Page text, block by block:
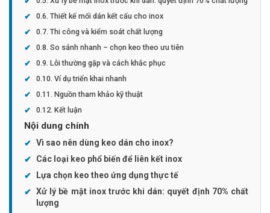
Thiết kế mối dán kết cấu cho inox
Thi công và kiểm soát chất lượng
So sánh nhanh – chọn keo theo ưu tiên
Lỗi thường gặp và cách khắc phục
Ví dụ triển khai nhanh
Nguồn tham khảo kỹ thuật
Kết luận
Nội dung chính
Vì sao nên dùng keo dán cho inox?
Các loại keo phổ biến để liên kết inox
Lựa chọn keo theo ứng dụng thực tế
Xử lý bề mặt inox trước khi dán: quyết định 70% chất
lượng